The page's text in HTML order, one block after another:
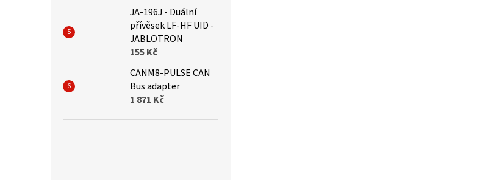
JA-196J - Duální
přívěsek LF-HF UID -
JABLOTRON
155 Kč
CANM8-PULSE CAN
Bus adapter
1 871 Kč